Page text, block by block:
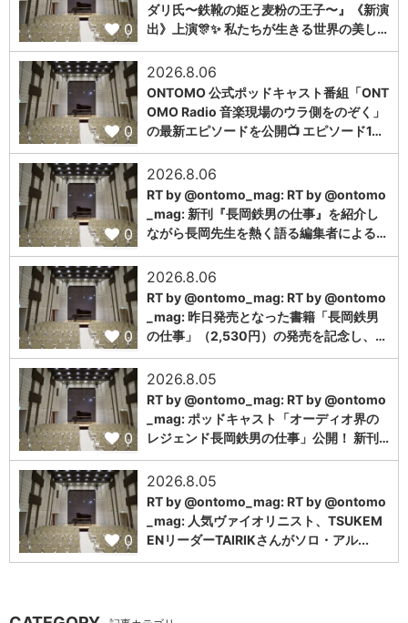
0
ダリ氏〜鉄靴の姫と麦粉の王子〜』《新演
出》上演🎊✨ 私たちが生きる世界の美し…
0
2026.8.06
ONTOMO 公式ポッドキャスト番組「ONT
OMO Radio 音楽現場のウラ側をのぞく」
の最新エピソードを公開📺 エピソード1…
0
2026.8.06
RT by @ontomo_mag: RT by @ontomo
_mag: 新刊『長岡鉄男の仕事』を紹介し
ながら長岡先生を熱く語る編集者による…
0
2026.8.06
RT by @ontomo_mag: RT by @ontomo
_mag: 昨日発売となった書籍「長岡鉄男
の仕事」（2,530円）の発売を記念し、…
0
2026.8.05
RT by @ontomo_mag: RT by @ontomo
_mag: ポッドキャスト「オーディオ界の
レジェンド長岡鉄男の仕事」公開！ 新刊…
0
2026.8.05
RT by @ontomo_mag: RT by @ontomo
_mag: 人気ヴァイオリニスト、TSUKEM
ENリーダーTAIRIKさんがソロ・アル...